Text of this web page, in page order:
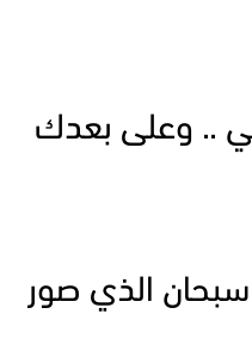
.. وعلى بعدك
سبحان الذي صور